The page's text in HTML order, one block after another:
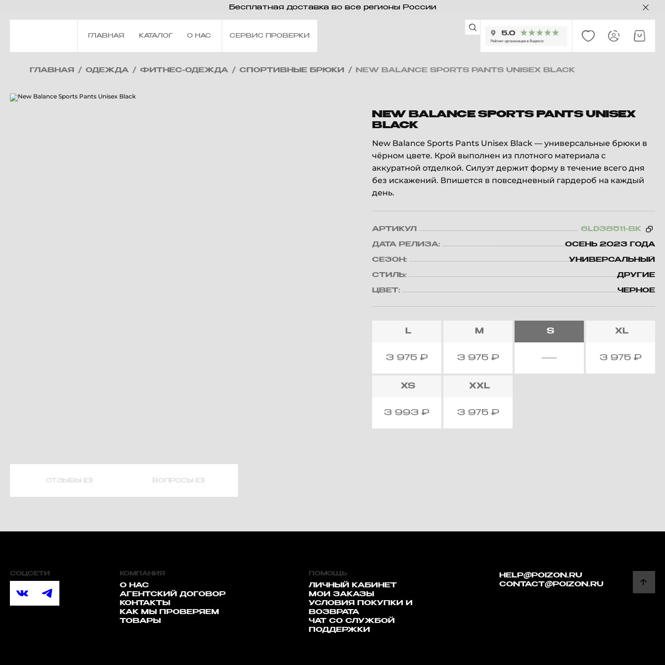
Бесплатная доставка во все регионы России
ГЛАВНАЯ КАТАЛОГ О НАС СЕРВИС ПРОВЕРКИ
ГЛАВНАЯ / ОДЕЖДА / ФИТНЕС-ОДЕЖДА / СПОРТИВНЫЕ БРЮКИ / NEW BALANCE SPORTS PANTS UNISEX BLACK
NEW BALANCE SPORTS PANTS UNISEX
BLACK
New Balance Sports Pants Unisex Black — универсальные брюки в
чёрном цвете. Крой выполнен из плотного материала с
аккуратной отделкой. Силуэт держит форму в течение всего дня
без искажений. Впишется в повседневный гардероб на каждый
день.
АРТИКУЛ 6LD38511-BK
ДАТА РЕЛИЗА: ОСЕНЬ 2023 ГОДА
СЕЗОН: УНИВЕРСАЛЬНЫЙ
СТИЛЬ: ДРУГИЕ
ЦВЕТ: ЧЕРНОЕ
L
3 975 ₽
M
3 975 ₽
S XL
3 975 ₽
XS
3 993₽
XXL
3 975 ₽
ОТЗЫВЫ (0) ВОПРОСЫ (0)
СОЦСЕТИ КОМПАНИЯ
О НАС
АГЕНТСКИЙ ДОГОВОР
КОНТАКТЫ
КАК МЫ ПРОВЕРЯЕМ
ТОВАРЫ
HELP@POIZON.RU
CONTACT@POIZON.RU
ПОМОЩЬ
ЛИЧНЫЙ КАБИНЕТ
МОИ ЗАКАЗЫ
УСЛОВИЯ ПОКУПКИ И
ВОЗВРАТА
ЧАТ СО СЛУЖБОЙ
ПОДДЕРЖКИ